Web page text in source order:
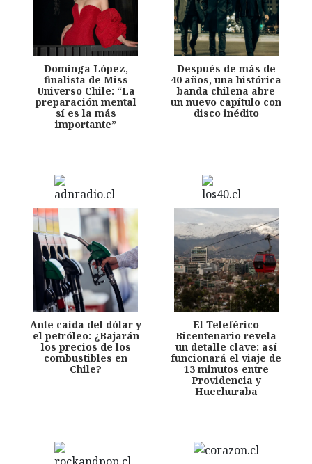
Dominga López,
finalista de Miss
Universo Chile: “La
preparación mental
sí es la más
importante”
Después de más de
40 años, una histórica
banda chilena abre
un nuevo capítulo con
disco inédito
Ante caída del dólar y
el petróleo: ¿Bajarán
los precios de los
combustibles en
Chile?
El Teleférico
Bicentenario revela
un detalle clave: así
funcionará el viaje de
13 minutos entre
Providencia y
Huechuraba